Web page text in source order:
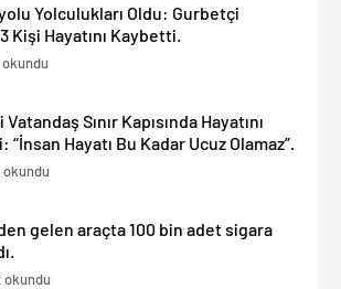
Yolculukları Oldu: Gurbetçi
Kişi Hayatını Kaybetti.
Sınır Kapısında Hayatını
“İnsan Hayatı Bu Kadar Ucuz Olamaz”.
okundu
gelen araçta 100 bin adet sigara
okundu